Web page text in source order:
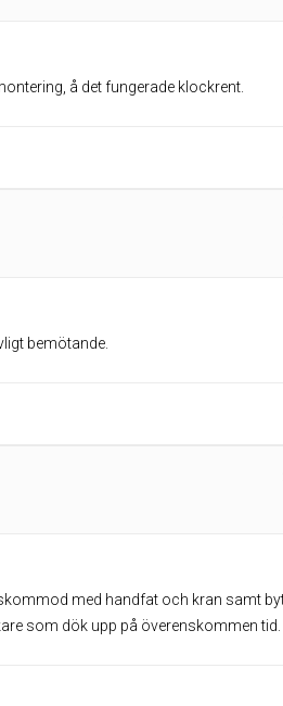
å det fungerade klockrent.
bemötande.
med handfat och kran samt
som dök upp på överenskommen tid.